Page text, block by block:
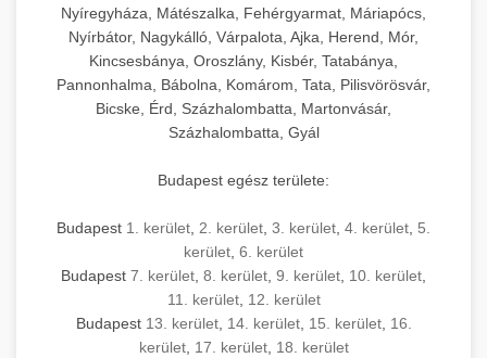
Nyíregyháza, Mátészalka, Fehérgyarmat, Máriapócs,
Nyírbátor, Nagykálló, Várpalota, Ajka, Herend, Mór,
Kincsesbánya, Oroszlány, Kisbér, Tatabánya,
Pannonhalma, Bábolna, Komárom, Tata, Pilisvörösvár,
Bicske, Érd, Százhalombatta, Martonvásár,
Százhalombatta, Gyál
Budapest egész területe:
Budapest 1. kerület, 2. kerület, 3. kerület, 4. kerület, 5.
kerület, 6. kerület
Budapest 7. kerület, 8. kerület, 9. kerület, 10. kerület,
11. kerület, 12. kerület
Budapest 13. kerület, 14. kerület, 15. kerület, 16.
kerület, 17. kerület, 18. kerület